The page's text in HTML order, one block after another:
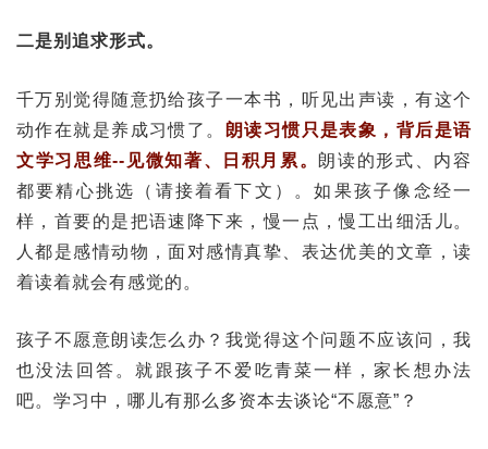
二是别追求形式。
千万别觉得随意扔给孩子一本书，听见出声读，有这个
动作在就是养成习惯了。
朗读习惯只是表象，背后是语
文学习思维--见微知著、日积月累。 朗读的形式、内容
都要精心挑选（请接着看下文）。如果孩子像念经一
样，首要的是把语速降下来，慢一点，慢工出细活儿。
人都是感情动物，面对感情真挚、表达优美的文章，读
着读着就会有感觉的。
孩子不愿意朗读怎么办？我觉得这个问题不应该问，我
也没法回答。就跟孩子不爱吃青菜一样，家长想办法
吧。学习中，哪儿有那么多资本去谈论“不愿意”？